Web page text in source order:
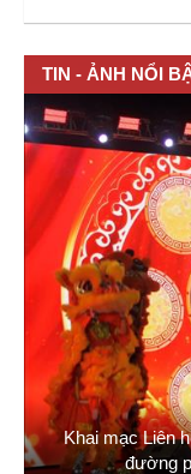
TIN - ẢNH NỔI
Khai mạc Liên
đường